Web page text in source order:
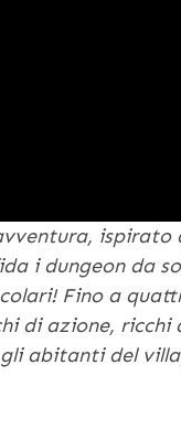
ispirato
i dungeon da
Fino a
di azione, ricchi
abitanti del